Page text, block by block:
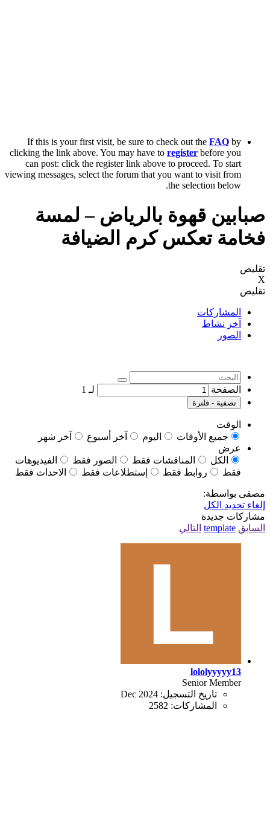
If this is your first visit, be sure to check out the FAQ by
clicking the link above. You may have to register before you
can post: click the register link above to proceed. To start
viewing messages, select the forum that you want to visit from
the selection below.
صبابين قهوة بالرياض – لمسة
فخامة تعكس كرم الضيافة
تقليص
X
تقليص
المشاركات
آخر نشاط
الصور
الصفحة لـ 1
تصفية - فلترة
الوقت
جميع الأوقات
اليوم آخر أسبوع
آخر شهر
عرض
الكل
المناقشات فقط الصور فقط
الفيديوهات
فقط
روابط فقط إستطلاعات فقط الاحداث فقط
مصفى بواسطة:
إلغاء تحديد الكل
مشاركات جديدة
السابق template التالي
lololyyyyy13
Senior Member
تاريخ التسجيل: Dec 2024
المشاركات: 2582